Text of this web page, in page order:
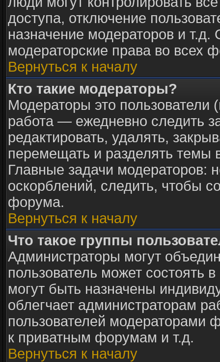
доступа, отключение
назначение модераторов и
модераторские права во всех
Вернуться к началу
Кто такие модераторы?
Модераторы это пользователи
работа — ежедневно следить
редактировать, удалять,
перемещать и разделять темы
Главные задачи модераторов:
оскорблений, следить, чтобы
форума.
Вернуться к началу
Что такое группы
Администраторы могут
пользователь может состоять
могут быть назначены
облегчает администраторам
пользователей модераторами
к приватным форумам и т.д.
Вернуться к началу